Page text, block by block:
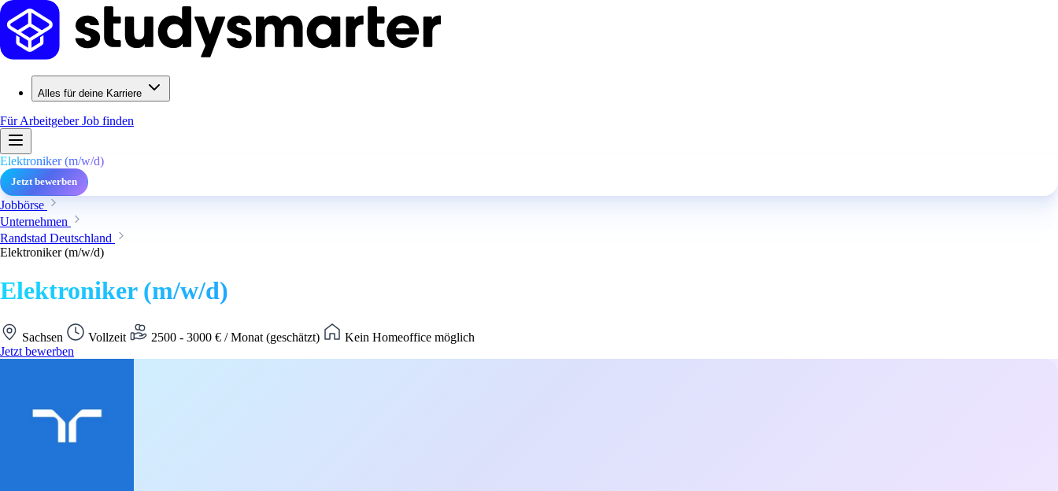
Alles für deine Karriere
Für ArbeitgeberJob finden
Elektroniker (m/w/d)
Jetzt bewerben
Jobbörse
Unternehmen
Randstad Deutschland
Elektroniker (m/w/d)
Elektroniker (m/w/d)
Sachsen Vollzeit 2500 - 3000 € / Monat (geschätzt)
Kein Homeoffice möglich
Jetzt bewerben